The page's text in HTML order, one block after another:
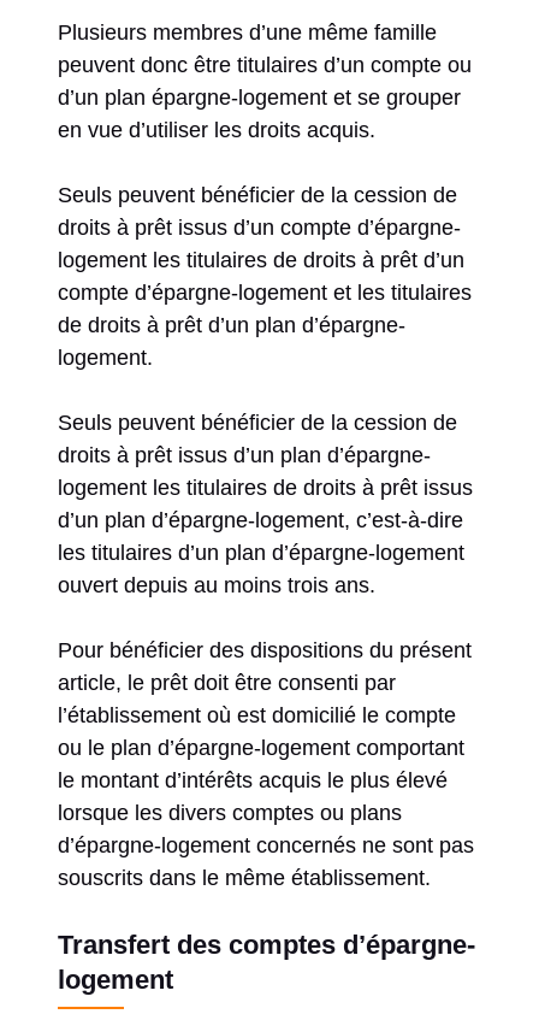
Plusieurs membres d’une même famille
peuvent donc être titulaires d’un compte ou
d’un plan épargne-logement et se grouper
en vue d’utiliser les droits acquis.
Seuls peuvent bénéficier de la cession de
droits à prêt issus d’un compte d’épargne-
logement les titulaires de droits à prêt d’un
compte d’épargne-logement et les titulaires
de droits à prêt d’un plan d’épargne-
logement.
Seuls peuvent bénéficier de la cession de
droits à prêt issus d’un plan d’épargne-
logement les titulaires de droits à prêt issus
d’un plan d’épargne-logement, c’est-à-dire
les titulaires d’un plan d’épargne-logement
ouvert depuis au moins trois ans.
Pour bénéficier des dispositions du présent
article, le prêt doit être consenti par
l’établissement où est domicilié le compte
ou le plan d’épargne-logement comportant
le montant d’intérêts acquis le plus élevé
lorsque les divers comptes ou plans
d’épargne-logement concernés ne sont pas
souscrits dans le même établissement.
Transfert des comptes d’épargne-
logement